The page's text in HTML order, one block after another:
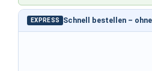
EXPRESS Schnell bestellen –